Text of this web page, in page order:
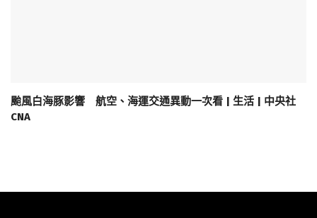
颱風白海豚影響 航空、海運交通異動一次看 | 生活 | 中央社
CNA